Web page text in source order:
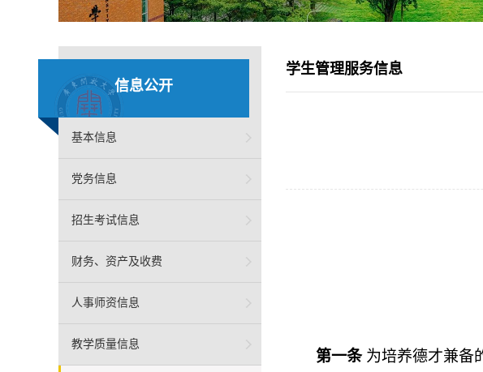
信息公开
基本信息
党务信息
招生考试信息
财务、资产及收费
人事师资信息
教学质量信息
学生管理服务信息
第一条 为培养德才兼备